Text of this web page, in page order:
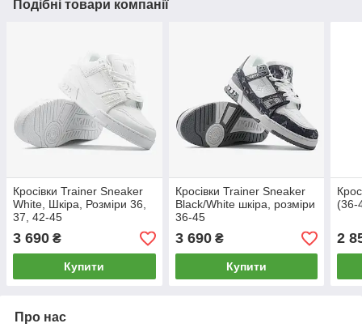
Подібні товари компанії
Кросівки Trainer Sneaker
White, Шкіра, Розміри 36,
37, 42-45
3 690 ₴
Купити
Кросівки Trainer Sneaker
Black/White шкіра, розміри
36-45
3 690₴
Купити
(36-
2
Про нас